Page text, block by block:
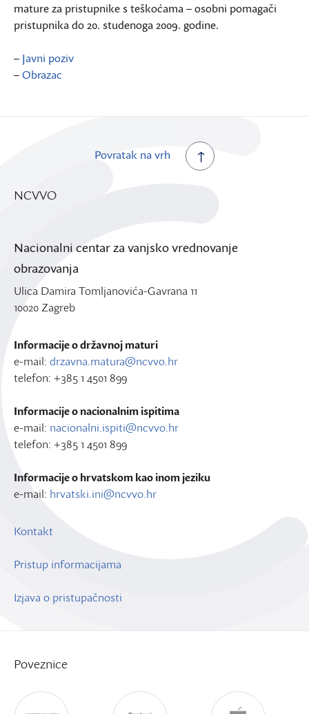
mature za pristupnike s teškoćama – osobni pomagači
pristupnika do 20. studenoga 2009. godine.
– Javni poziv
–Obrazac
Povratak na vrh
NCVVO
Nacionalni centar za vanjsko vrednovanje
obrazovanja
Ulica Damira Tomljanovića-Gavrana 11
10020 Zagreb
Informacije o državnoj maturi
e-mail: drzavna.matura@ncvvo.hr
telefon: +385 1 4501 899
Informacije o nacionalnim ispitima
e-mail: nacionalni.ispiti@ncvvo.hr
telefon: +385 1 4501 899
Informacije o hrvatskom kao inom jeziku
e-mail: hrvatski.ini@ncvvo.hr
Kontakt
Pristup informacijama
Izjava o pristupačnosti
Poveznice